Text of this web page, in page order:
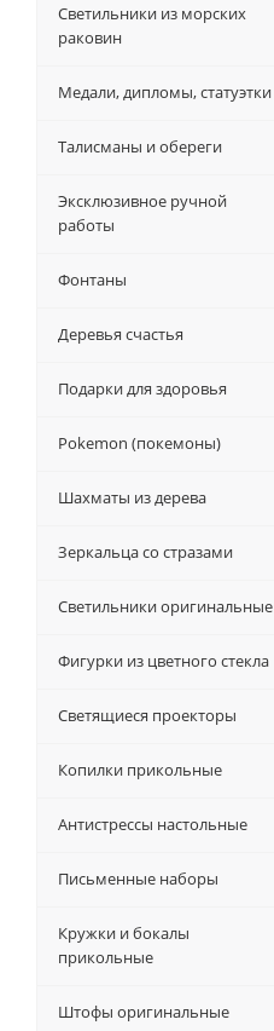
Светильники из морских
раковин
Медали, дипломы, статуэтки
Талисманы и обереги
Эксклюзивное ручной
работы
Фонтаны
Деревья счастья
Подарки для здоровья
Pokemon (покемоны)
Шахматы из дерева
Зеркальца со стразами
Светильники оригинальные
Фигурки из цветного стекла
Светящиеся проекторы
Копилки прикольные
Антистрессы настольные
Письменные наборы
Кружки и бокалы
прикольные
Штофы оригинальные